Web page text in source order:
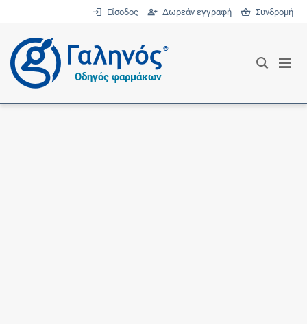
Είσοδος Δωρεάν εγγραφή Συνδρομή
®
Οδηγός φαρμάκων